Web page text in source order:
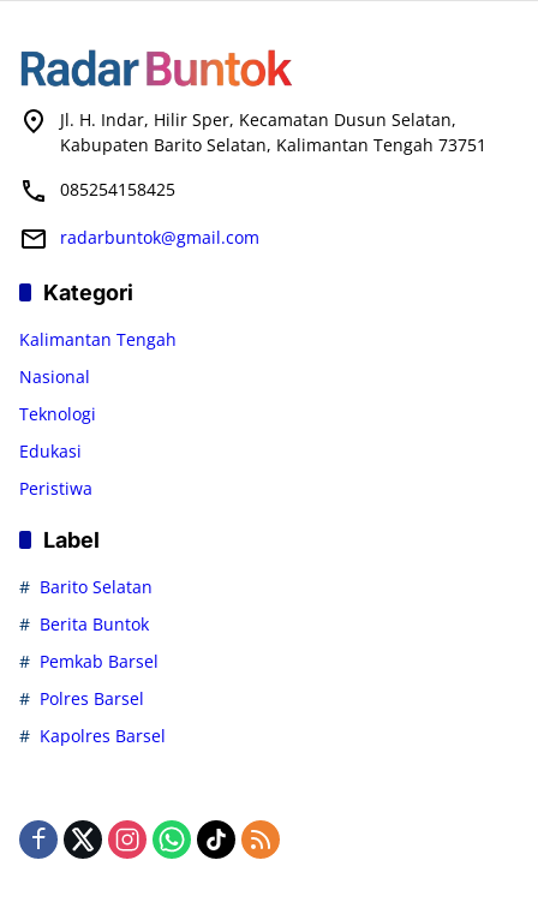
Jl. H. Indar, Hilir Sper, Kecamatan Dusun Selatan,
Kabupaten Barito Selatan, Kalimantan Tengah 73751
085254158425
radarbuntok@gmail.com
Kategori
Kalimantan Tengah
Nasional
Teknologi
Edukasi
Peristiwa
Label
Barito Selatan
Berita Buntok
Pemkab Barsel
Polres Barsel
Kapolres Barsel